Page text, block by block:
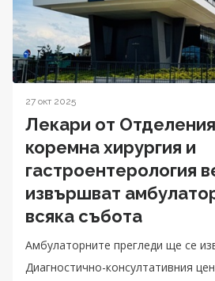
27 окт 2025
Лекари от
коремна хирургия и
гастроентерология
извършват
всяка събота
Амбулаторните прегледи ще се
Диагностично-консултативния